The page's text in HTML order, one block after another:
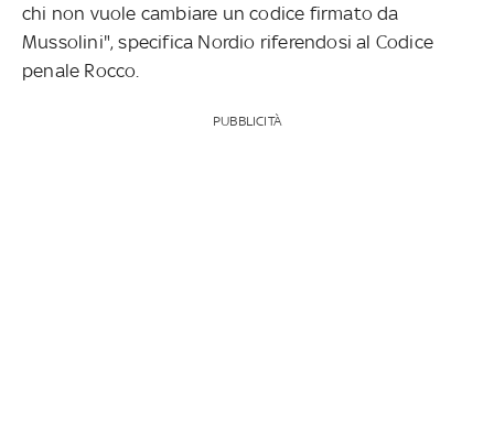
chi non vuole cambiare un codice firmato da
Mussolini", specifica Nordio riferendosi al Codice
penale Rocco.
PUBBLICITÀ